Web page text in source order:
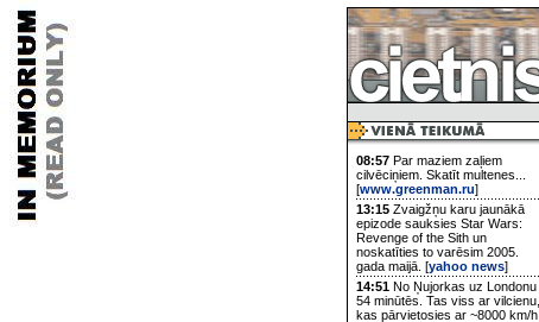
08:57 Par maziem zaļiem
cilvēciņiem. Skatīt multenes...
[www.greenman.ru]
13:15 Zvaigžņu karu jaunākā
epizode sauksies Star Wars:
Revenge of the Sith un
noskatīties to varēsim 2005.
gada maijā. [yahoo news]
14:51 No Ņujorkas uz Londonu
54 minūtēs. Tas viss ar vilcienu,
kas pārvietosies ar ~8000 km/h